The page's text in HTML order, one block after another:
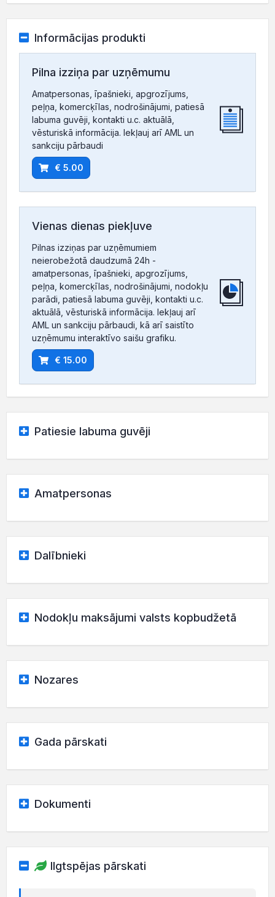
Informācijas produkti
Pilna izziņa par uzņēmumu
Amatpersonas, īpašnieki, apgrozījums,
peļņa, komercķīlas, nodrošinājumi, patiesā
labuma guvēji, kontakti u.c. aktuālā,
vēsturiskā informācija. Iekļauj arī AML un
sankciju pārbaudi
€ 5.00
Vienas dienas piekļuve
Pilnas izziņas par uzņēmumiem
neierobežotā daudzumā 24h -
amatpersonas, īpašnieki, apgrozījums,
peļņa, komercķīlas, nodrošinājumi, nodokļu
parādi, patiesā labuma guvēji, kontakti u.c.
aktuālā, vēsturiskā informācija. Iekļauj arī
AML un sankciju pārbaudi, kā arī saistīto
uzņēmumu interaktīvo saišu grafiku.
€ 15.00
Patiesie labuma guvēji
Amatpersonas
Dalībnieki
Nodokļu maksājumi valsts kopbudžetā
Nozares
Gada pārskati
Dokumenti
Ilgtspējas pārskati